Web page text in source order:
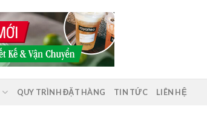
QUY TRÌNH ĐẶT HÀNG TIN TỨC LIÊN HỆ